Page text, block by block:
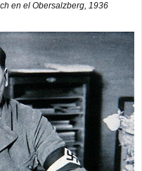
en el Obersalzberg, 1936